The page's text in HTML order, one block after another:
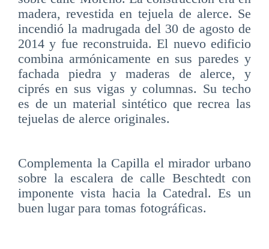
madera, revestida en tejuela de alerce. Se
incendió la madrugada del 30 de agosto de
2014 y fue reconstruida. El nuevo edificio
combina armónicamente en sus paredes y
fachada piedra y maderas de alerce, y
ciprés en sus vigas y columnas. Su techo
es de un material sintético que recrea las
tejuelas de alerce originales.
Complementa la Capilla el mirador urbano
sobre la escalera de calle Beschtedt con
imponente vista hacia la Catedral. Es un
buen lugar para tomas fotográficas.